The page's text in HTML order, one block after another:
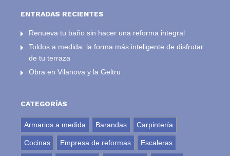
ENTRADAS RECIENTES
Renueva tu baño sin hacer una reforma integral
Toldos a medida: la forma más inteligente de disfrutar
de tu terraza
Obra en Vilanova y la Geltru
CATEGORÍAS
Armarios a medida Barandas Carpintería
Cocinas Empresa de reformas Escaleras